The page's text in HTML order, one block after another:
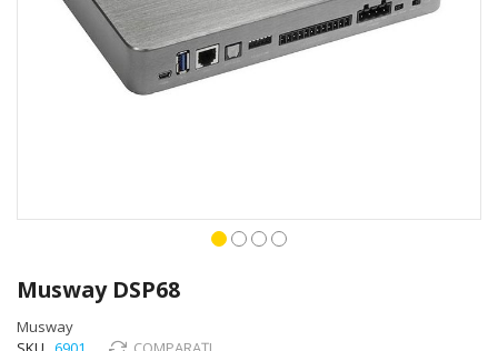
to
the
beginning
of
Musway DSP68
Musway